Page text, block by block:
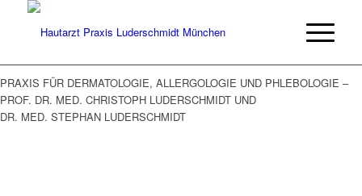
PRAXIS FÜR DERMATOLOGIE, ALLERGOLOGIE UND PHLEBOLOGIE –
PROF. DR. MED. CHRISTOPH LUDERSCHMIDT UND
DR. MED. STEPHAN LUDERSCHMIDT